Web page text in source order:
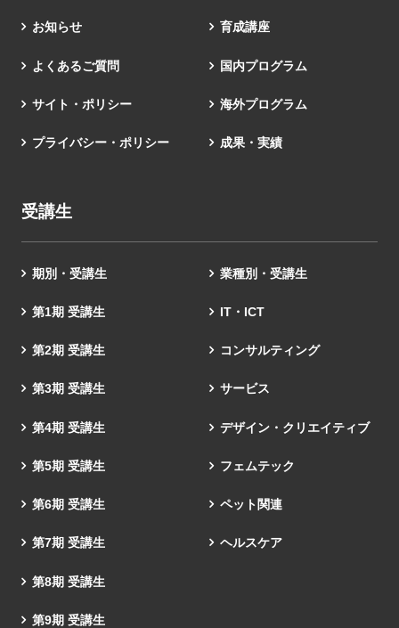
お知らせ
よくあるご質問
サイト・ポリシー
プライバシー・ポリシー
育成講座
国内プログラム
海外プログラム
成果・実績
受講生
期別・受講生
第1期 受講生
第2期 受講生
第3期 受講生
第4期 受講生
第5期 受講生
第6期 受講生
第7期 受講生
第8期 受講生
第9期 受講生
業種別・受講生
IT・ICT
コンサルティング
サービス
デザイン・クリエイティブ
フェムテック
ペット関連
ヘルスケア